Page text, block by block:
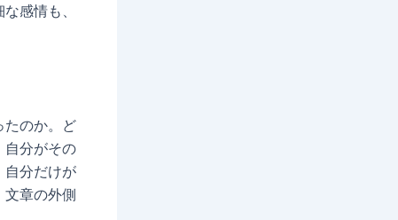
感情も、
たのか。ど
自分がその
自分だけが
文章の外側